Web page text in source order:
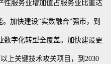
性服务业增加值占服务业比重达
加快建设“实数融合”强市，到
数字化转型全覆盖。加快建设更
上关键技术攻关项目，到2030